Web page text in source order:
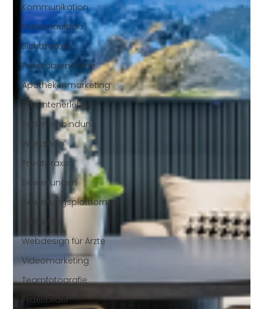
Kommunikation
Markenaufbau
Sichtbarkeit
Praxisübernahme
Apothekenmarketing
Patientenerlebnis
Patientenbindung
Workshop
Privatpraxis
Bewertungen
Bewertungsplattformen
Webseite
Webdesign für Ärzte
Videomarketing
Teamfotografie
Praxisbilder